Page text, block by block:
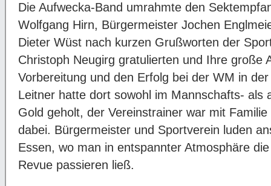
Die Aufwecka-Band umrahmte den
Wolfgang Hirn, Bürgermeister Jochen
Dieter Wüst nach kurzen Grußworten der
Christoph Neugirg gratulierten und Ihre große
Vorbereitung und den Erfolg bei der WM in
Leitner hatte dort sowohl im Mannschafts- als
Gold geholt, der Vereinstrainer war mit
dabei. Bürgermeister und Sportverein luden
Essen, wo man in entspannter Atmosphäre
Revue passieren ließ.